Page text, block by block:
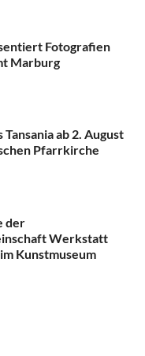
Fotografien
Marburg
ab 2. August
Pfarrkirche
der
Werkstatt
Kunstmuseum